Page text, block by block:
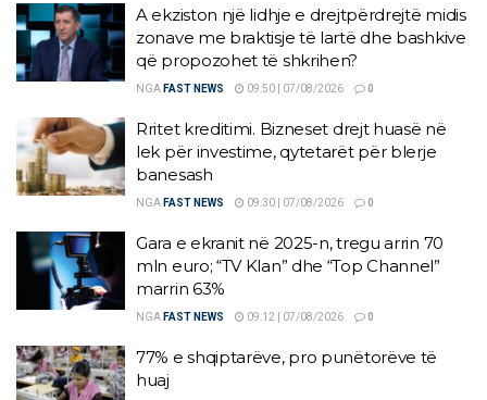
A ekziston një lidhje e drejtpërdrejtë midis
zonave me braktisje të lartë dhe bashkive
që propozohet të shkrihen?
NGA FAST NEWS 09:50 | 07/08/2026 0
Rritet kreditimi. Bizneset drejt huasë në
lek për investime, qytetarët për blerje
banesash
NGA FAST NEWS 09:30 | 07/08/2026 0
Gara e ekranit në 2025-n, tregu arrin 70
mln euro; “TV Klan” dhe “Top Channel”
marrin 63%
NGA FAST NEWS 09:12 | 07/08/2026 0
77% e shqiptarëve, pro punëtorëve të
huaj